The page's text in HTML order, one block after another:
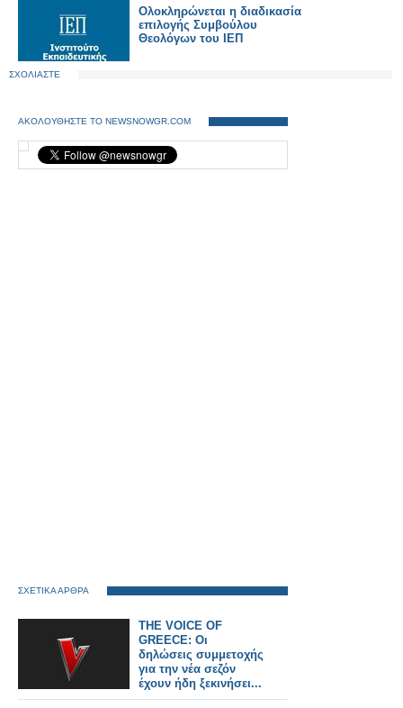
Ολοκληρώνεται η διαδικασία
επιλογής Συμβούλου
Θεολόγων του ΙΕΠ
ΣΧΟΛΙΑΣΤΕ
ΑΚΟΛΟΥΘΗΣΤΕ ΤΟ NEWSNOWGR.COM
ΣΧΕΤΙΚΑ ΑΡΘΡΑ
THE VOICE OF
GREECE: Οι
δηλώσεις συμμετοχής
για την νέα σεζόν
έχουν ήδη ξεκινήσει...